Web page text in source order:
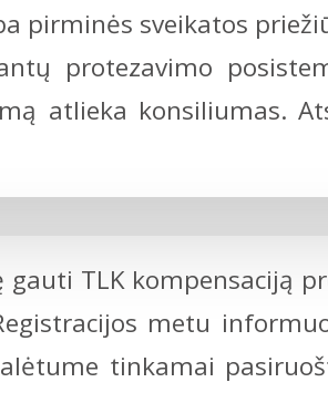
pirminės sveikatos
protezavimo
atlieka konsiliumas.
TLK kompensaciją
metu
tinkamai